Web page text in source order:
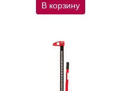
В корзину